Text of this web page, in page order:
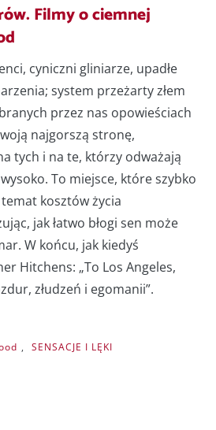
Filmy o ciemnej
cyniczni gliniarze, upadłe
system przeżarty złem
przez nas opowieściach
najgorszą stronę,
tych i na te, którzy odważają
To miejsce, które szybko
kosztów życia
jak łatwo błogi sen może
W końcu, jak kiedyś
Hitchens: „To Los Angeles,
złudzeń i egomanii”.
, SENSACJE I LĘKI